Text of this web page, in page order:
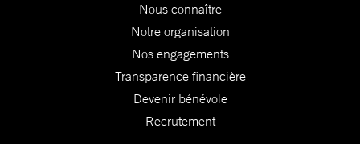
Nous connaître
Notre organisation
Nos engagements
Transparence financière
Devenir bénévole
Recrutement